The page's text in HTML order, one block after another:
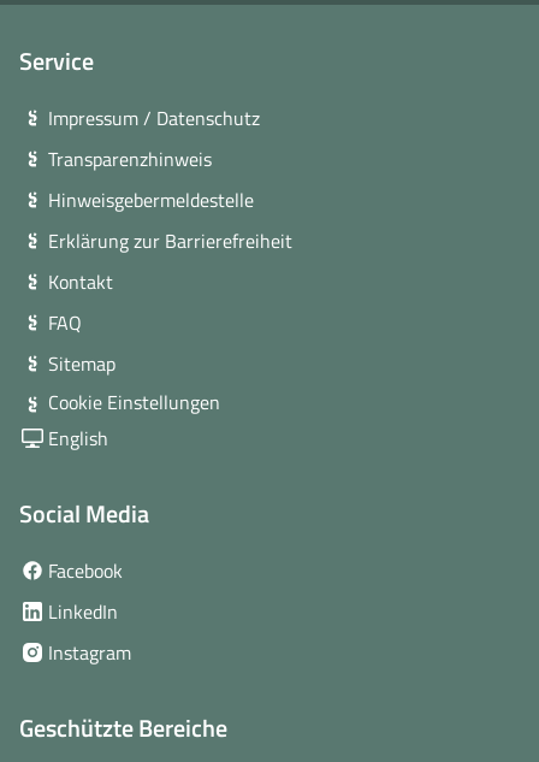
Service
Impressum / Datenschutz
Transparenzhinweis
Hinweisgebermeldestelle
Erklärung zur Barrierefreiheit
Kontakt
FAQ
Sitemap
Cookie Einstellungen
English
Social Media
Facebook
Fenster)
LinkedIn
neuem
Instagram(öffnet
Fenster)
Geschützte Bereiche